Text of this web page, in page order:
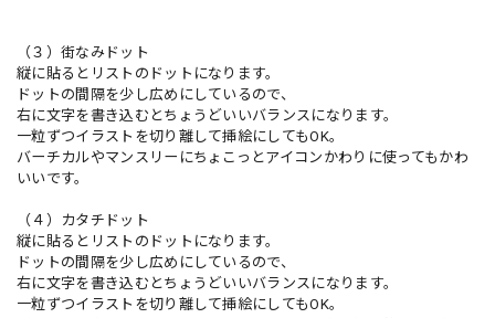
（３）街なみドット
縦に貼るとリストのドットになります。
ドットの間隔を少し広めにしているので、
右に文字を書き込むとちょうどいいバランスになります。
一粒ずつイラストを切り離して挿絵にしてもOK。
バーチカルやマンスリーにちょこっとアイコンかわりに使ってもかわ
いいです。
（４）カタチドット
縦に貼るとリストのドットになります。
ドットの間隔を少し広めにしているので、
右に文字を書き込むとちょうどいいバランスになります。
一粒ずつイラストを切り離して挿絵にしてもOK。